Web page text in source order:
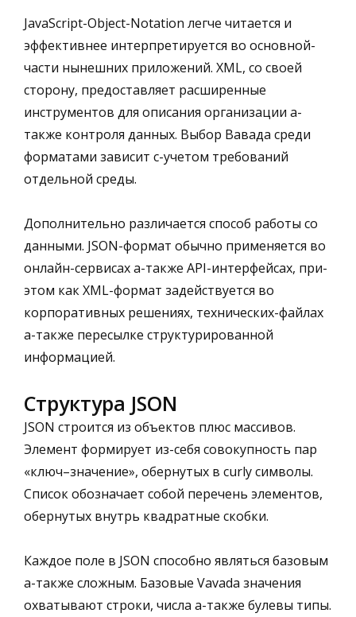
JavaScript-Object-Notation легче читается и
эффективнее интерпретируется во основной-
части нынешних приложений. XML, со своей
сторону, предоставляет расширенные
инструментов для описания организации а-
также контроля данных. Выбор Вавада среди
форматами зависит с-учетом требований
отдельной среды.
Дополнительно различается способ работы со
данными. JSON-формат обычно применяется во
онлайн-сервисах а-также API-интерфейсах, при-
этом как XML-формат задействуется во
корпоративных решениях, технических-файлах
а-также пересылке структурированной
информацией.
Структура JSON
JSON строится из объектов плюс массивов.
Элемент формирует из-себя совокупность пар
«ключ–значение», обернутых в curly символы.
Список обозначает собой перечень элементов,
обернутых внутрь квадратные скобки.
Каждое поле в JSON способно являться базовым
а-также сложным. Базовые Vavada значения
охватывают строки, числа а-также булевы типы.